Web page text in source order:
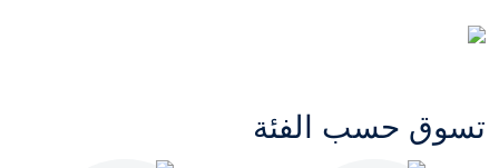
تسوق حسب الفئة